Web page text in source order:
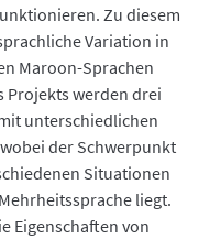
Zu diesem
Variation in
Maroon-Sprachen
Projekts werden drei
unterschiedlichen
der Schwerpunkt
Situationen
liegt.
Eigenschaften von